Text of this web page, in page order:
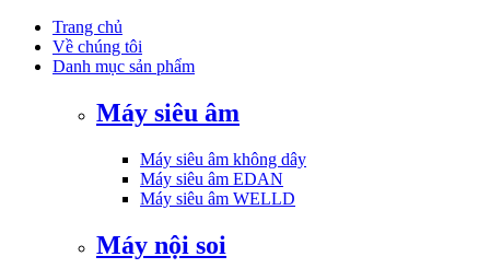
Trang chủ
Về chúng tôi
Danh mục sản phẩm
Máy siêu âm
Máy siêu âm không dây
Máy siêu âm EDAN
Máy siêu âm WELLD
Máy nội soi